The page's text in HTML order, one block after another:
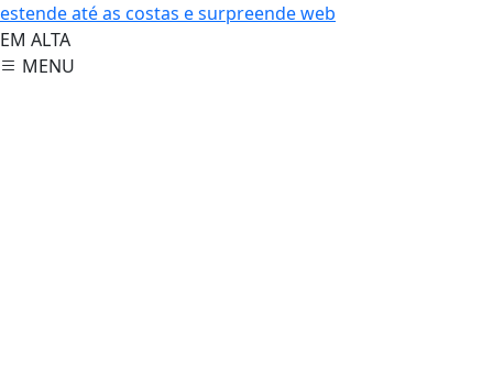
estende até as costas e surpreende web
EM ALTA
MENU